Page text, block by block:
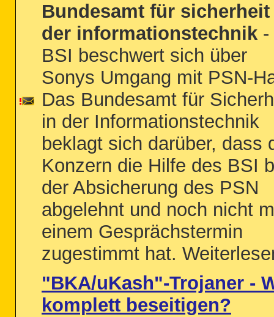
Bundesamt für
der informationstechnik -
BSI beschwert sich über
Sonys Umgang mit PSN-
Das Bundesamt für
in der Informationstechnik
beklagt sich darüber, dass
Konzern die Hilfe des BSI
der Absicherung des PSN
abgelehnt und noch nicht
einem Gesprächstermin
zugestimmt hat.
"BKA/uKash"-Trojaner -
komplett beseitigen?